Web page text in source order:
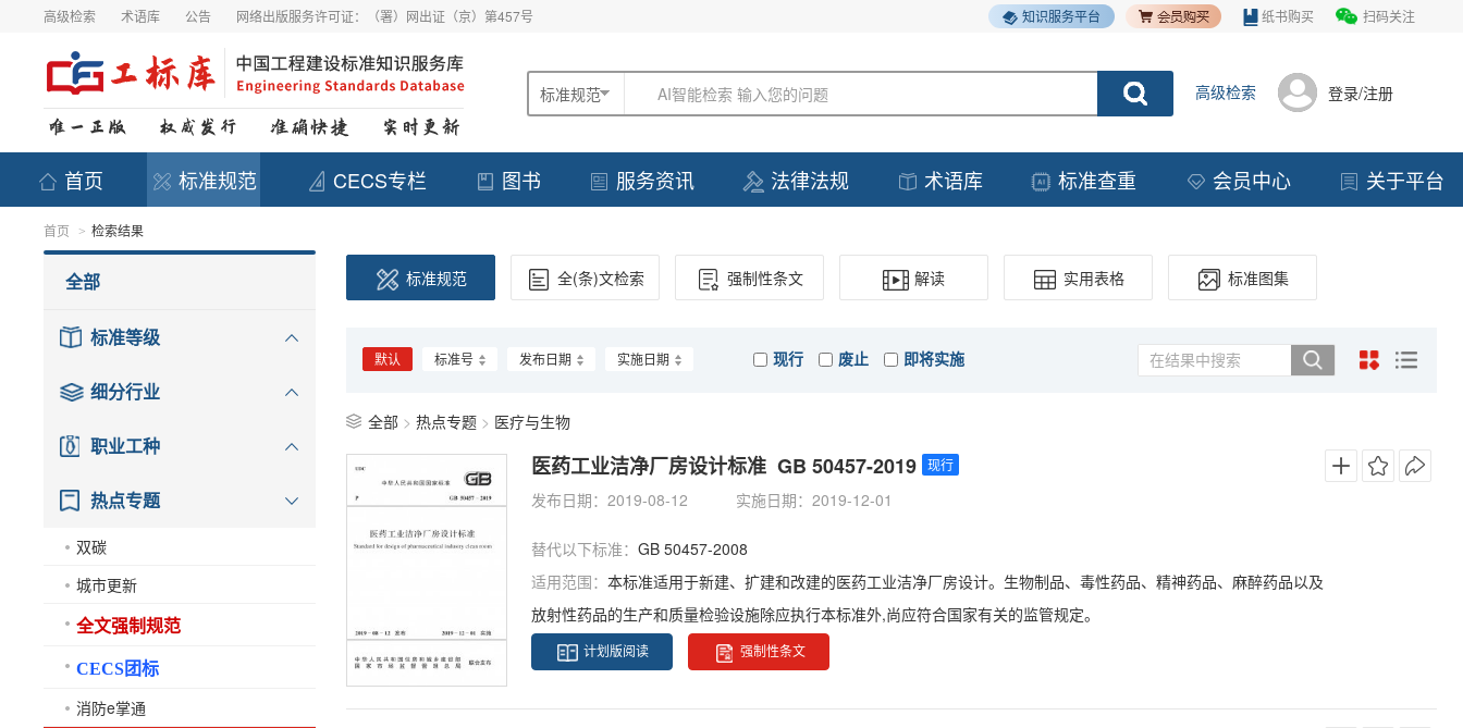
高级检索 术语库 公告 网络出版服务许可证：（署）网出证（京）第457号 知识服务平台 纸书购买 扫码关注
标准规范 AI智能检索 输入您的问题 高级检索 登录/注册
首页 标准规范 CECS专栏 图书 服务资讯 法律法规 术语库 标准查重 会员中心 关于平台
首页 > 检索结果
全部
标准等级
细分行业
职业工种
热点专题
双碳
城市更新
全文强制规范
CECS团标
消防e掌通
标准规范 全(条)文检索 强制性条文 解读 实用表格 标准图集
默认 标准号 发布日期 实施日期 现行 废止 即将实施
全部 > 热点专题 > 医疗与生物
医药工业洁净厂房设计标准 GB 50457-2019 现行
发布日期：2019-08-12 实施日期：2019-12-01
替代以下标准： GB 50457-2008
适用范围： 本标准适用于新建、扩建和改建的医药工业洁净厂房设计。生物制品、毒性药品、精神药品、麻醉药品以及
放射性药品的生产和质量检验设施除应执行本标准外,尚应符合国家有关的监管规定。
计划版阅读 强制性条文